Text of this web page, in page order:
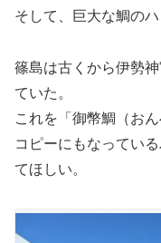
そして、巨大な鯛のハ
篠島は古くから伊勢
ていた。
これを「御幣鯛（お
コピーにもなってい
てほしい。